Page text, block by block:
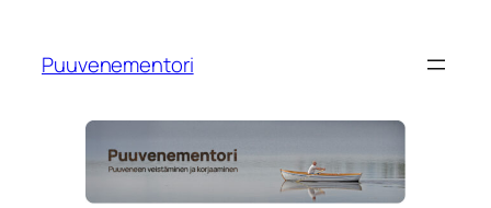
Puuvenementori